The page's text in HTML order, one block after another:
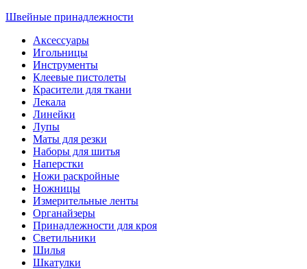
Швейные принадлежности
Аксессуары
Игольницы
Инструменты
Клеевые пистолеты
Красители для ткани
Лекала
Линейки
Лупы
Маты для резки
Наборы для шитья
Наперстки
Ножи раскройные
Ножницы
Измерительные ленты
Органайзеры
Принадлежности для кроя
Светильники
Шилья
Шкатулки